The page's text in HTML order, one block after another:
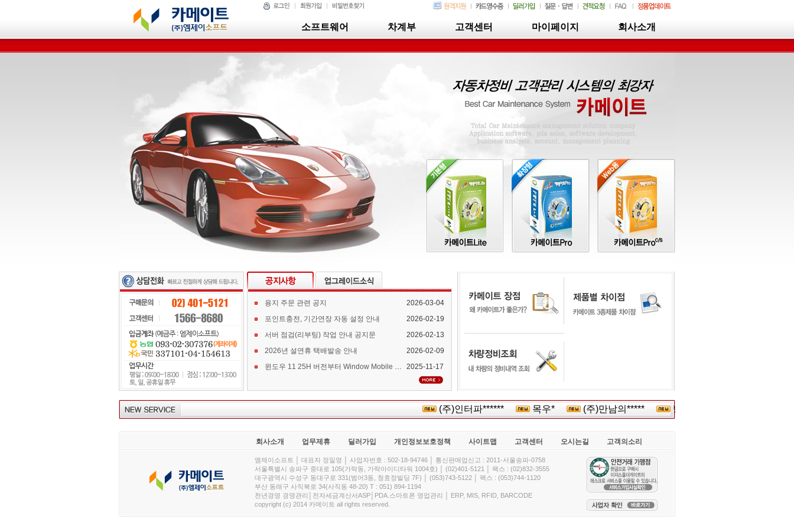
소프트웨어 차계부 고객센터 마이페이지 회사소개
용지 주문 관련 공지
2026-03-04
포인트충전, 기간연장 자동 설정 안내
2026-02-19
서버 점검(리부팅) 작업 안내 공지문
2026-02-13
2026년 설연휴 택배발송 안내
2026-02-09
윈도우 11 25H 버전부터 Window Mobile Device Center 지원 중단 안내
2025-11-17
(주)인터파****** 목우* (주)만남의***** 빙그레**
회사소개 업무제휴 딜러가입 개인정보보호정책 사이트맵 고객센터 오시는길 고객의소리
엠제이소프트 │ 대표자 정일영 │ 사업자번호 : 502-18-94746 │ 통신판매업신고 : 2011-서울송파-0758
서울특별시 송파구 중대로 105(가락동, 가락아이디타워 1004호) │ (02)401-5121 │ 팩스 : (02)832-3555
대구광역시 수성구 동대구로 331(범어3동, 청효정빌딩 7F) │ (053)743-5122 │ 팩스 : (053)744-1120
부산 동래구 사직북로 34(사직동 48-20) T : 051) 894-1194
천년경영 경영관리│전자세금계산서ASP│PDA.스마트폰 영업관리 │ ERP, MIS, RFID, BARCODE
copyright (c) 2014 카메이트 all rights reserved.